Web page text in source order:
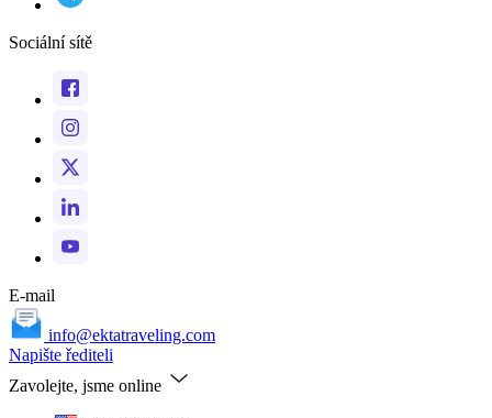
Sociální sítě
E-mail
info@ektatraveling.com
Napište řediteli
Zavolejte, jsme online